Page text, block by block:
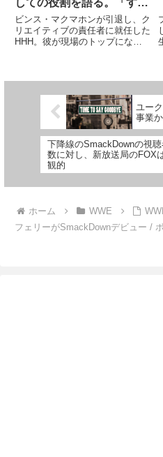
てを監督している」
ビンス・マクマホンが引退し、ク
リエイティブの責任者に就任した
HHH。彼が現場のトップになっ
なりました。また、ビンスが解
ユー
事業
下降線のSmackDownの視聴
数に対し、新放送局のFOX
観的
ホーム WWE
フェリーがSmackDownデビュー /